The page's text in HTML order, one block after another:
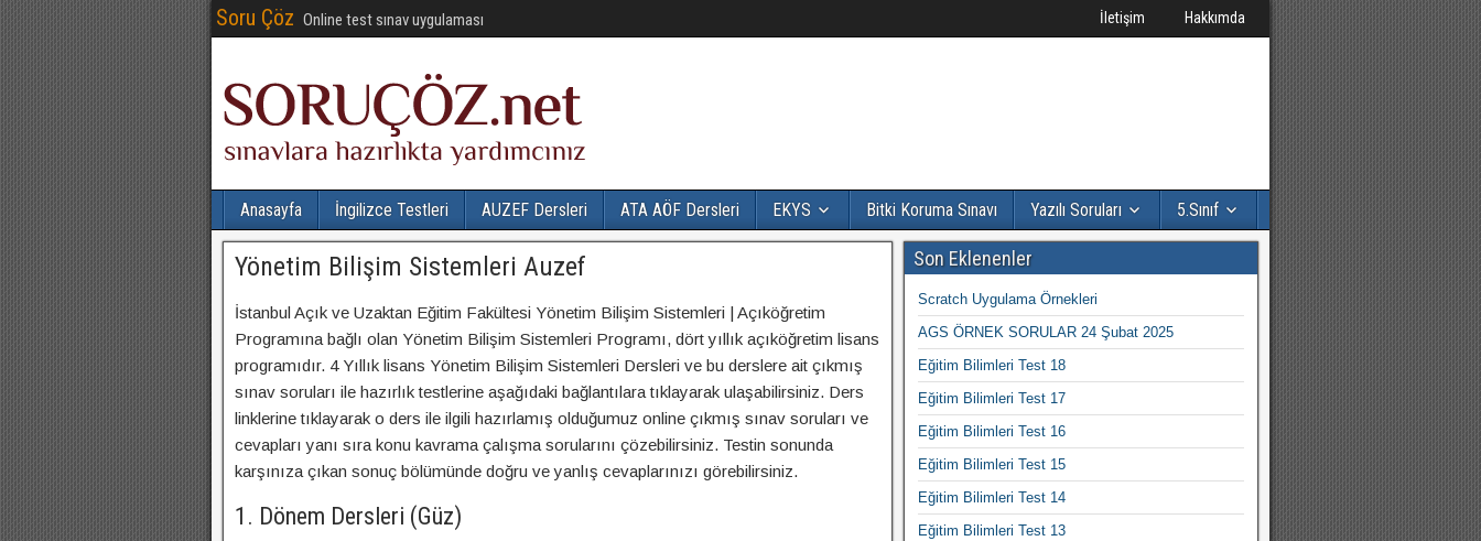
Soru Çöz Online test sınav uygulaması İletişim Hakkımda
Anasayfa İngilizce Testleri AUZEF Dersleri ATA AÖF Dersleri EKYS Bitki Koruma Sınavı Yazılı Soruları 5.Sınıf
Yönetim Bilişim Sistemleri Auzef
İstanbul Açık ve Uzaktan Eğitim Fakültesi Yönetim Bilişim Sistemleri | Açıköğretim
Programına bağlı olan Yönetim Bilişim Sistemleri Programı, dört yıllık açıköğretim lisans
programıdır. 4 Yıllık lisans Yönetim Bilişim Sistemleri Dersleri ve bu derslere ait çıkmış
sınav soruları ile hazırlık testlerine aşağıdaki bağlantılara tıklayarak ulaşabilirsiniz. Ders
linklerine tıklayarak o ders ile ilgili hazırlamış olduğumuz online çıkmış sınav soruları ve
cevapları yanı sıra konu kavrama çalışma sorularını çözebilirsiniz. Testin sonunda
karşınıza çıkan sonuç bölümünde doğru ve yanlış cevaplarınızı görebilirsiniz.
1. Dönem Dersleri (Güz)
Son Eklenenler
Scratch Uygulama Örnekleri
AGS ÖRNEK SORULAR 24 Şubat 2025
Eğitim Bilimleri Test 18
Eğitim Bilimleri Test 17
Eğitim Bilimleri Test 16
Eğitim Bilimleri Test 15
Eğitim Bilimleri Test 14
Eğitim Bilimleri Test 13